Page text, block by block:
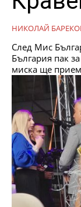
НИКОЛАЙ
След Мис
България пак
миска ще